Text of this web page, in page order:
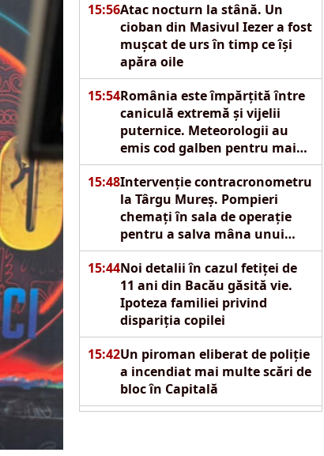
15:56Atac nocturn la stână. Un
cioban din Masivul Iezer a fost
mușcat de urs în timp ce își
apăra oile
15:54România este împărțită între
caniculă extremă și vijelii
puternice. Meteorologii au
emis cod galben pentru mai
multe regiuni
15:48Intervenție contracronometru
la Târgu Mureș. Pompieri
chemați în sala de operație
pentru a salva mâna unui
copil de doi ani
15:44Noi detalii în cazul fetiței de
11 ani din Bacău găsită vie.
Ipoteza familiei privind
dispariția copilei
15:42Un piroman eliberat de poliție
a incendiat mai multe scări de
bloc în Capitală